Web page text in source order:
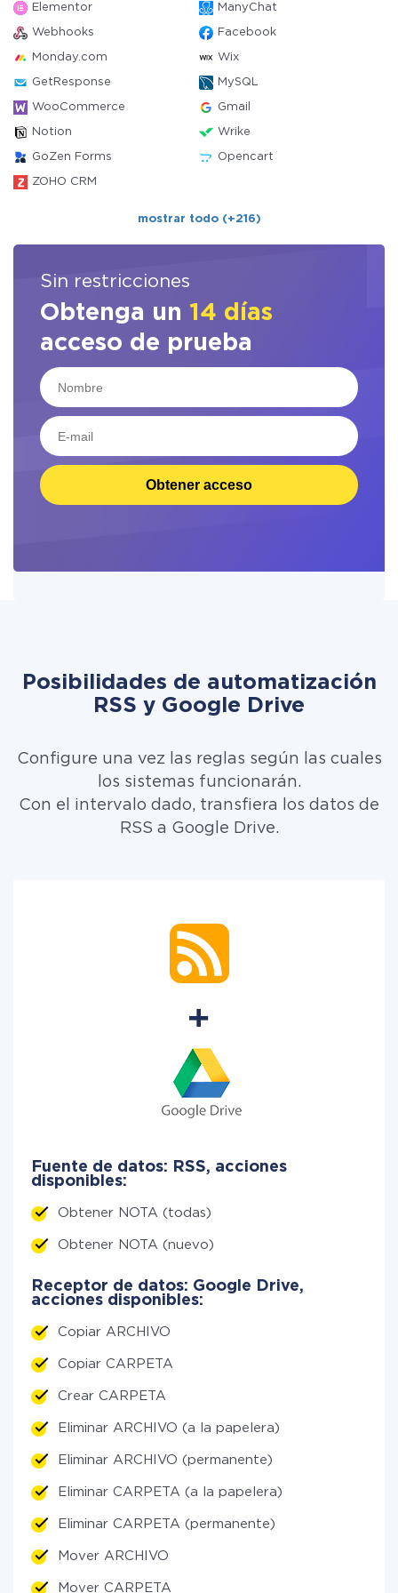
Elementor ManyChat
Webhooks Facebook
Monday.com Wix
GetResponse MySQL
WooCommerce Gmail
Notion Wrike
GoZen Forms Opencart
ZOHO CRM
mostrar todo (+216)
Sin restricciones
Obtenga un 14 días
acceso de prueba
Obtener acceso
Posibilidades de automatización
RSS y Google Drive
Configure una vez las reglas según las cuales
los sistemas funcionarán.
Con el intervalo dado, transfiera los datos de
RSS a Google Drive.
Fuente de datos: RSS, acciones
disponibles:
Obtener NOTA (todas)
Obtener NOTA (nuevo)
Receptor de datos: Google Drive,
acciones disponibles:
Copiar ARCHIVO
Copiar CARPETA
Crear CARPETA
Eliminar ARCHIVO (a la papelera)
Eliminar ARCHIVO (permanente)
Eliminar CARPETA (a la papelera)
Eliminar CARPETA (permanente)
Mover ARCHIVO
Mover CARPETA